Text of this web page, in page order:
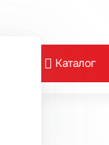
Каталог